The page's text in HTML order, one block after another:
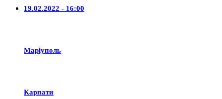
19.02.2022 - 16:00
Маріуполь
Карпати